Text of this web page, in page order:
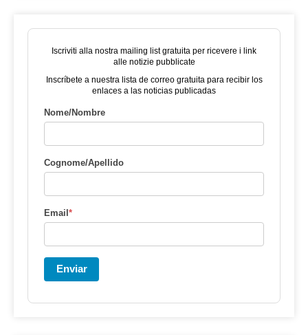
Iscriviti alla nostra mailing list gratuita per ricevere i link
alle notizie pubblicate
Inscríbete a nuestra lista de correo gratuita para recibir los
enlaces a las noticias publicadas
Nome/Nombre
Cognome/Apellido
Email*
Enviar